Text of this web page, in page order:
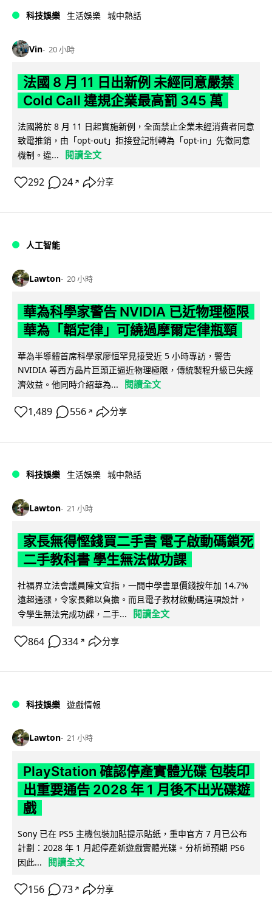
科技娛樂 生活娛樂 城中熱話
Vin 20 小時
法國 8 月 11 日出新例 未經同意嚴禁
Cold Call 違規企業最高罰 345 萬
法國將於 8 月 11 日起實施新例，全面禁止企業未經消費者同意
致電推銷，由「opt-out」拒接登記制轉為「opt-in」先徵同意
機制。違...
閱讀全文
292 24 ↗ 分享
人工智能
Lawton 20 小時
華為科學家警告 NVIDIA 已近物理極限
華為「韜定律」可繞過摩爾定律瓶頸
華為半導體首席科學家廖恒罕見接受近 5 小時專訪，警告
NVIDIA 等西方晶片巨頭正逼近物理極限，傳統製程升級已失經
濟效益。他同時介紹華為...
閱讀全文
1,489 556 ↗ 分享
科技娛樂 生活娛樂 城中熱話
Lawton 21 小時
家長無得慳錢買二手書 電子啟動碼鎖死
二手教科書 學生無法做功課
社福界立法會議員陳文宜指，一間中學書單價錢按年加 14.7%
遠超通漲，令家長難以負擔。而且電子教材啟動碼這項設計，
令學生無法完成功課，二手...
閱讀全文
864 334 ↗ 分享
科技娛樂 遊戲情報
Lawton 21 小時
PlayStation 確認停產實體光碟 包裝印
出重要通告 2028 年 1 月後不出光碟遊
戲
Sony 已在 PS5 主機包裝加貼提示貼紙，重申官方 7 月已公布
計劃：2028 年 1 月起停產新遊戲實體光碟。分析師預期 PS6
因此...
閱讀全文
156 73 ↗ 分享